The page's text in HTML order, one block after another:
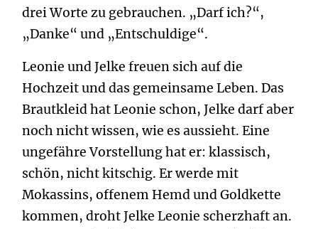
drei Worte zu gebrauchen. „Darf ich?“,
„Danke“ und „Entschuldige“.
Leonie und Jelke freuen sich auf die
Hochzeit und das gemeinsame Leben. Das
Brautkleid hat Leonie schon, Jelke darf aber
noch nicht wissen, wie es aussieht. Eine
ungefähre Vorstellung hat er: klassisch,
schön, nicht kitschig. Er werde mit
Mokassins, offenem Hemd und Goldkette
kommen, droht Jelke Leonie scherzhaft an.